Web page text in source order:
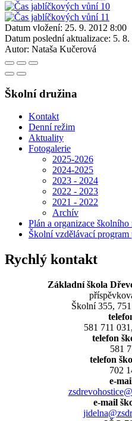
Datum vložení: 25. 9. 2012 8:00
Datum poslední aktualizace: 5. 8.
Autor: Nataša Kučerová
Školní družina
Kontakt
Denní režim
Aktuality
Fotogalerie
2025-2026
2024-2025
2023 - 2024
2022 - 2023
2021 - 2022
Archív
Plán a organizace školního
Školní vzdělávací
Rychlý kontakt
Základní škola
Školní 355,
581 711
telefon
581
telefon
702
e-
e-mail